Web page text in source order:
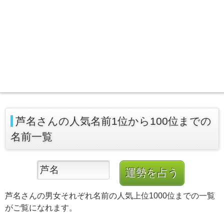
芦名さんの人気名前1位から100位までの
名前一覧
芦名さんの男女それぞれ名前の人気上位1000位までの一覧
がご覧になれます。